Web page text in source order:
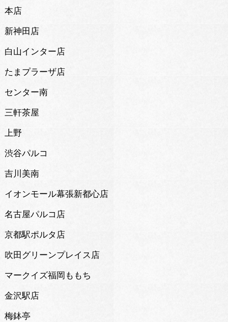
本店
新神田店
白山インター店
たまプラーザ店
センター南
三軒茶屋
上野
渋谷パルコ
吉川美南
イオンモール幕張新都心店
名古屋パルコ店
京都駅ポルタ店
吹田グリーンプレイス店
マークイズ福岡ももち
金沢駅店
梅鉢亭